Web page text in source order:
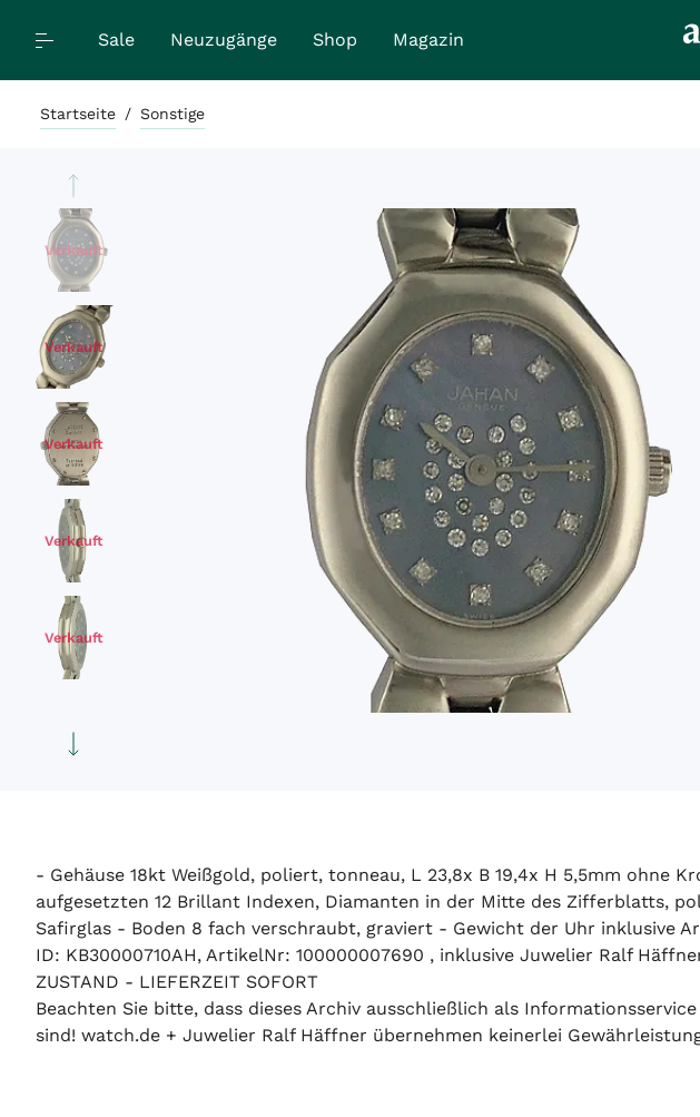
Sale Neuzugänge Shop Magazin
Startseite / Sonstige
Verkauft
Verkauft
Verkauft
Verkauft
Verkauft
Verkauft
- Gehäuse 18kt Weißgold, poliert, tonneau, L 23,8x B 19,4x H 5,5mm
aufgesetzten 12 Brillant Indexen, Diamanten in der Mitte des Zifferblatts,
Safirglas - Boden 8 fach verschraubt, graviert - Gewicht der Uhr inklusive
ID: KB30000710AH, ArtikelNr: 100000007690 , inklusive Juwelier Ralf
ZUSTAND - LIEFERZEIT SOFORT
Beachten Sie bitte, dass dieses Archiv ausschließlich als
sind! watch.de + Juwelier Ralf Häffner übernehmen keinerlei